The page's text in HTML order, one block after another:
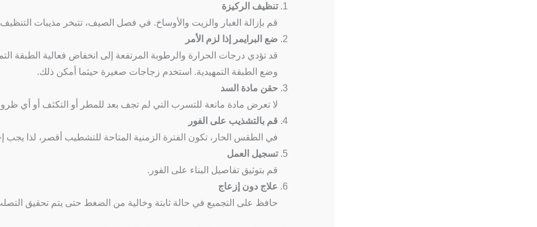
تنظيف الركيزة
قم بإزالة الغبار والزيت والأوساخ. في فصل الصيف، تتبخر مذيبات
ضع البرايمر إذا لزم الأمر
قد تؤدي درجات الحرارة والرطوبة المرتفعة إلى انخفاض فعالية الطبقة
وضع الطبقة التمهيدية. استخدم زجاجات صغيرة حيثما أمكن ذلك.
حقن مادة السد
لا تعرض مادة مانعة للتسرب التي لم تجف بعد للمطر أو التكثف أو أي
قم بالتشذيب على الفور
في الطقس الحار، تكون الفترة الزمنية المتاحة للتشطيب أقصر، لذا يجب
تسجيل العمل
قم بتوثيق تفاصيل البناء على الفور.
علاج دون إزعاج
حافظ على التجميع في حالة ثابتة وخالية من الضغط حتى يتم تحقيق